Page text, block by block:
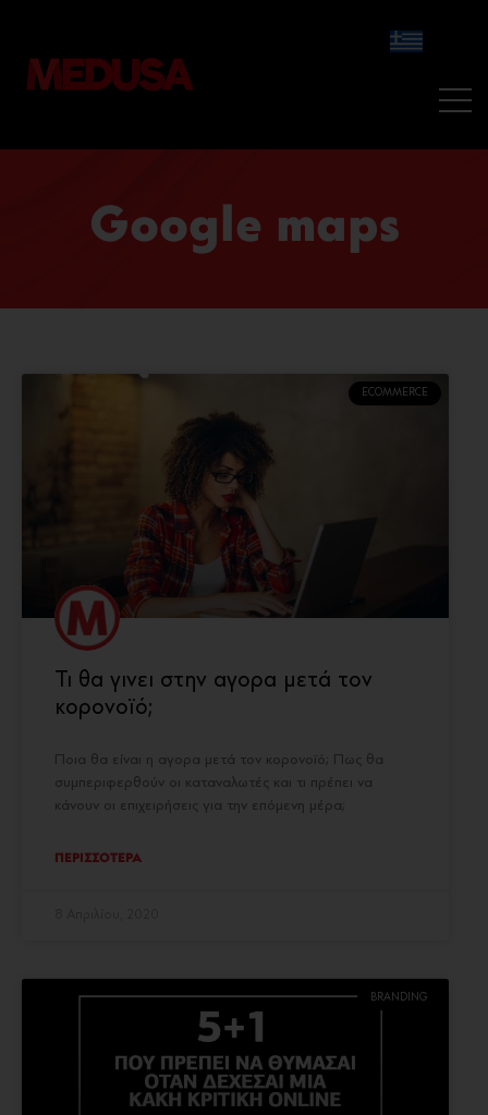
Google maps
ECOMMERCE
Τι θα γινει στην αγορα μετά τον
κορονοϊό;
Ποια θα είναι η αγορα μετά τον κορονοϊό; Πως θα
συμπεριφερθούν οι καταναλωτές και τι πρέπει να
κάνουν οι επιχειρήσεις για την επόμενη μέρα;
ΠΕΡΙΣΣΟΤΕΡΑ
BRANDING